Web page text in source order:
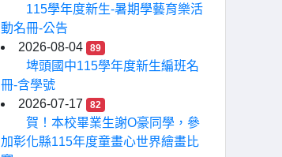
115學年度新生-暑期學藝育樂活
動名冊-公告
2026-08-04
89
埤頭國中115學年度新生編班名
冊-含學號
2026-07-17
82
賀！本校畢業生謝O豪同學，參
加彰化縣115年度童畫心世界繪畫比